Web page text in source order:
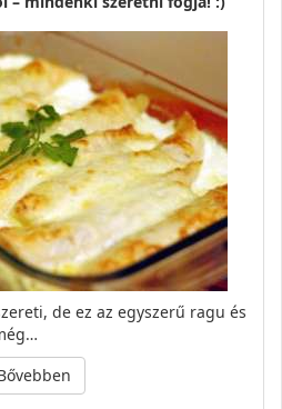
de ez az egyszerű ragu és